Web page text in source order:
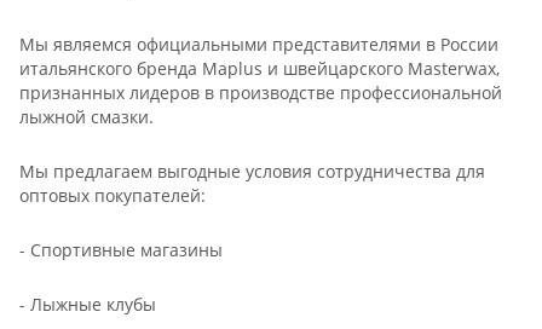
Мы являемся официальными представителями в России
итальянского бренда Maplus и швейцарского Masterwax,
признанных лидеров в производстве профессиональной
лыжной смазки.
Мы предлагаем выгодные условия сотрудничества для
оптовых покупателей:
- Спортивные магазины
- Лыжные клубы